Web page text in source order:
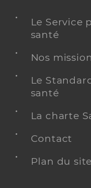
Le Service
santé
Nos
Le
santé
La charte
Contact
Plan du site